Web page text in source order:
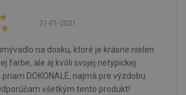
21-01-2021
na dosku, ktoré je krásne nielen
farbe, ale aj kvôli svojej netypickej
DOKONALÉ, najmä pre výzdobu
všetkým tento produkt!